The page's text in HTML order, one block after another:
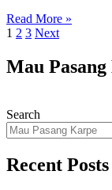
Read More »
Posts
pagination
1 2 3 Next
Mau
Search
Recent Posts